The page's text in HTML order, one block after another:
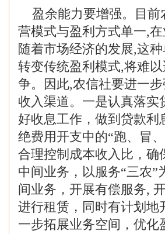
盈余能力要增强。目前
营模式与盈利方式单一,
随着市场经济的发展,这
转变传统盈利模式,将难
争。因此,农信社要进一
收入渠道。一是认真落
好收息工作，做到贷款
绝费用开支中的“跑、冒
合理控制成本收入比，
中间业务，以服务“三农
间业务，开展有偿服务,
进行租赁，同时有计划
一步拓展业务空间，优